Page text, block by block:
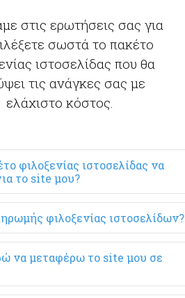
στις ερωτήσεις σας για
σωστά το πακέτο
ιστοσελίδας που θα
τις ανάγκες σας με
ελάχιστο κόστος.
φιλοξενίας ιστοσελίδας να
το site μου?
φιλοξενίας ιστοσελίδων?
να μεταφέρω το site μου σε